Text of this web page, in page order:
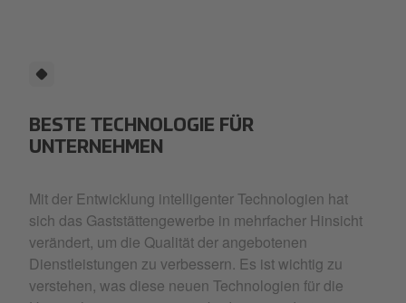
BESTE TECHNOLOGIE FÜR
UNTERNEHMEN
Mit der Entwicklung intelligenter Technologien hat
sich das Gaststättengewerbe in mehrfacher Hinsicht
verändert, um die Qualität der angebotenen
Dienstleistungen zu verbessern. Es ist wichtig zu
verstehen, was diese neuen Technologien für die